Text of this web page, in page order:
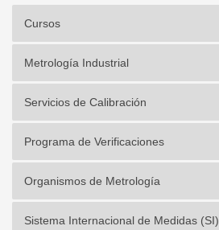
Cursos
Metrología Industrial
Servicios de Calibración
Programa de Verificaciones
Organismos de Metrología
Sistema Internacional de Medidas (SI)